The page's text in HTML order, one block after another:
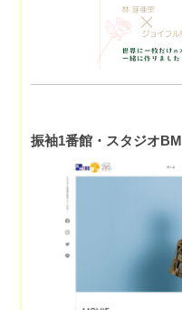
振袖1番館・スタジオBM